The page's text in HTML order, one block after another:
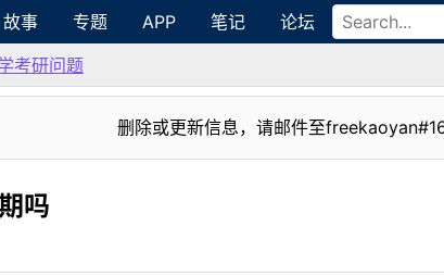
故事 专题 APP 笔记 论坛
考研问题
删除或更新信息，请邮件至
吗